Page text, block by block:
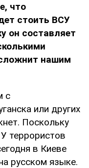
что
стоить ВСУ
он составляет
нашим
с
или других
Поскольку
террористов
в Киеве
русском языке.